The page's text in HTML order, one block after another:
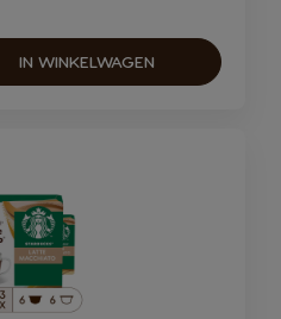
IN WINKELWAGEN